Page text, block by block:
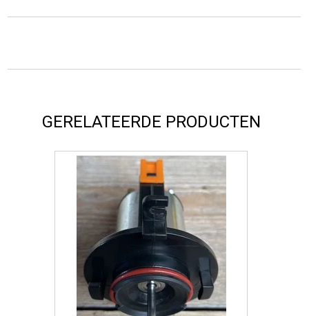
GERELATEERDE PRODUCTEN